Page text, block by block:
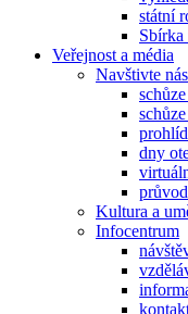
státní
Sbírka
Veřejnost a média
Navštivte nás
dny
Kultura a
Infocentrum